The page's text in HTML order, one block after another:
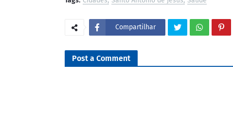
Compartilhar
Post a Comment